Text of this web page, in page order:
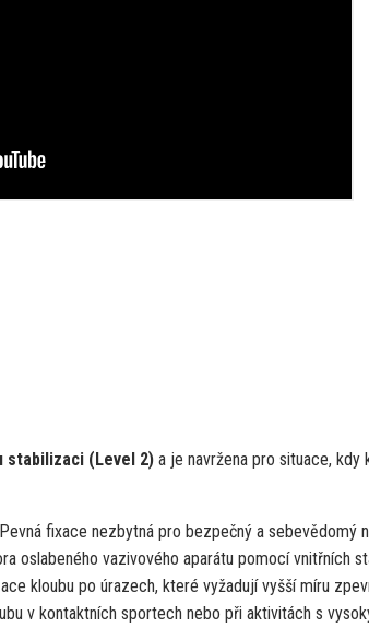
stabilizaci (Level 2) a je navržena pro situace,
Pevná fixace nezbytná pro bezpečný a sebevědomý
oslabeného vazivového aparátu pomocí vnitřních
kloubu po úrazech, které vyžadují vyšší míru
v kontaktních sportech nebo při aktivitách s